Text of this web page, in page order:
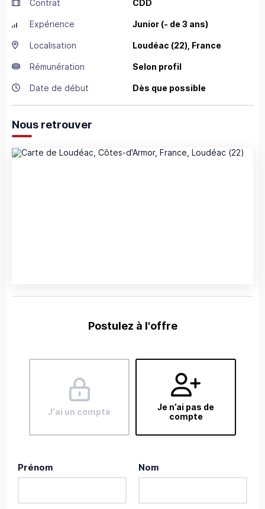
Contrat CDD
Expérience Junior (- de 3 ans)
Localisation Loudéac (22), France
Rémunération Selon profil
Date de début Dès que possible
Nous retrouver
Postulez à l'offre
J'ai un compte
Je n’ai pas de
compte
Prénom Nom